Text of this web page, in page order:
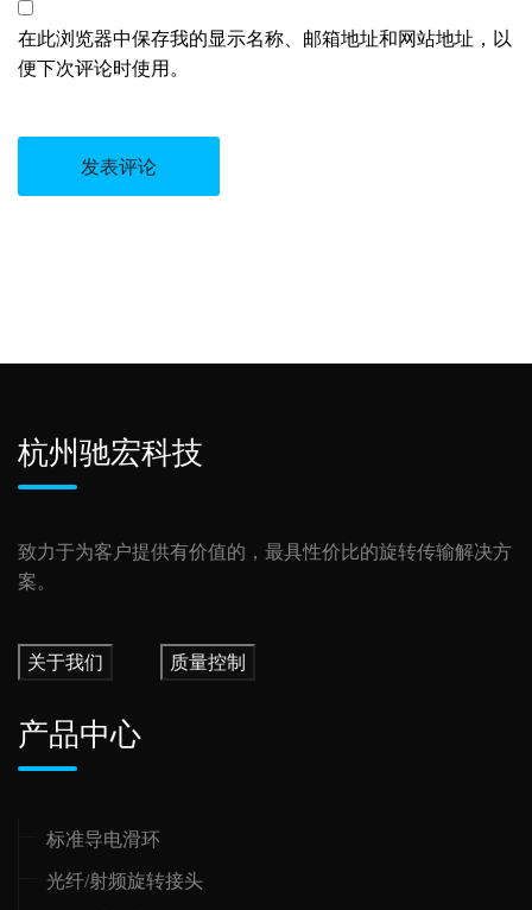
在此浏览器中保存我的显示名称、邮箱地址和网站地址，以
便下次评论时使用。
杭州驰宏科技
致力于为客户提供有价值的，最具性价比的旋转传输解决方
案。
关于我们 质量控制
产品中心
标准导电滑环
光纤/射频旋转接头